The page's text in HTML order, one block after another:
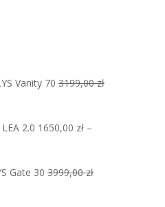
Vanity 70 3199,00zł
2.0 1650,00 zł –
Gate 30 3999,00zł